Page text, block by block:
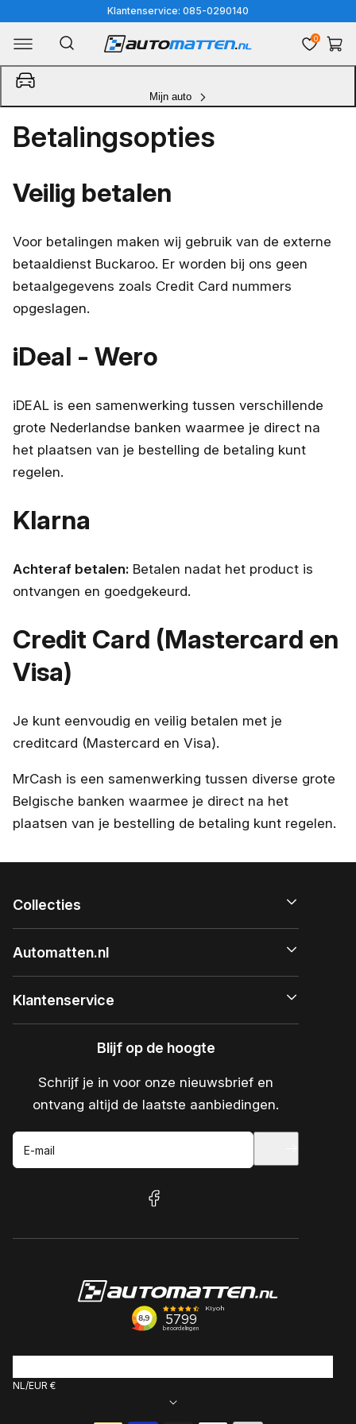
naar
content
Klantenservice: 085-0290140
Mijn auto
0
Betalingsopties
Veilig betalen
Voor betalingen maken wij gebruik van de externe
betaaldienst Buckaroo. Er worden bij ons geen
betaalgegevens zoals Credit Card nummers
opgeslagen.
iDeal - Wero
iDEAL is een samenwerking tussen verschillende
grote Nederlandse banken waarmee je direct na
het plaatsen van je bestelling de betaling kunt
regelen.
Klarna
Achteraf betalen: Betalen nadat het product is
ontvangen en goedgekeurd.
Credit Card (Mastercard en
Visa)
Je kunt eenvoudig en veilig betalen met je
creditcard (Mastercard en Visa).
MrCash is een samenwerking tussen diverse grote
Belgische banken waarmee je direct na het
plaatsen van je bestelling de betaling kunt regelen.
Collecties
Automatten.nl
Klantenservice
Blijf op de hoogte
Schrijf je in voor onze nieuwsbrief en
ontvang altijd de laatste aanbiedingen.
E-mail
facebook
NL EUR €